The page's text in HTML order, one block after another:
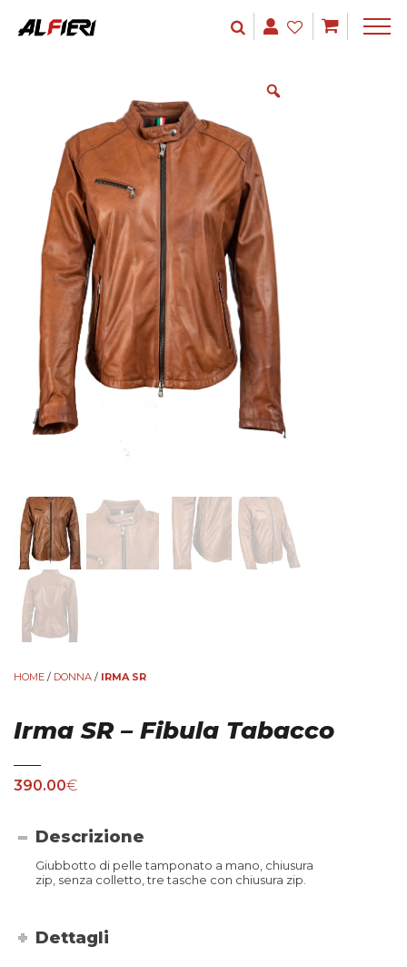
HOME / DONNA / IRMA SR
Irma SR – Fibula Tabacco
390.00€
Descrizione
Giubbotto di pelle tamponato a mano, chiusura
zip, senza colletto, tre tasche con chiusura zip.
Dettagli